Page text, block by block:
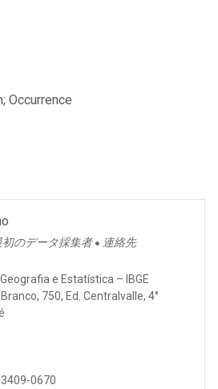
Occurrence
初のデータ採集者 ● 連絡先
e Estatística – IBGE
750, Ed. Centralvalle, 4°
0670